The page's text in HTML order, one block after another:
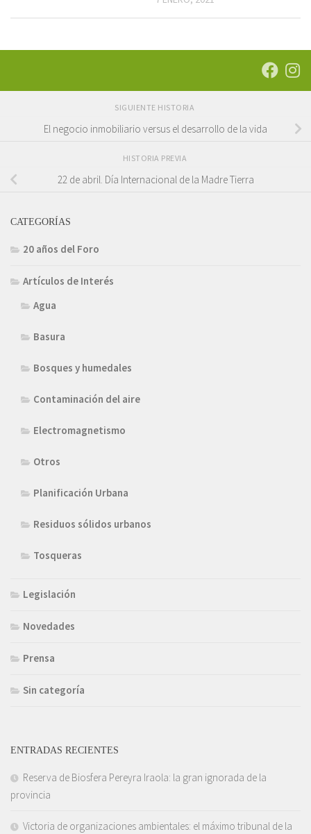
SIGUIENTE HISTORIA
El negocio inmobiliario versus el desarrollo de la vida
HISTORIA PREVIA
22 de abril. Día Internacional de la Madre Tierra
CATEGORÍAS
20 años del Foro
Artículos de Interés
Agua
Basura
Bosques y humedales
Contaminación del aire
Electromagnetismo
Otros
Planificación Urbana
Residuos sólidos urbanos
Tosqueras
Legislación
Novedades
Prensa
Sin categoría
ENTRADAS RECIENTES
Reserva de Biosfera Pereyra Iraola: la gran ignorada de la
provincia
Victoria de organizaciones ambientales: el máximo tribunal de la